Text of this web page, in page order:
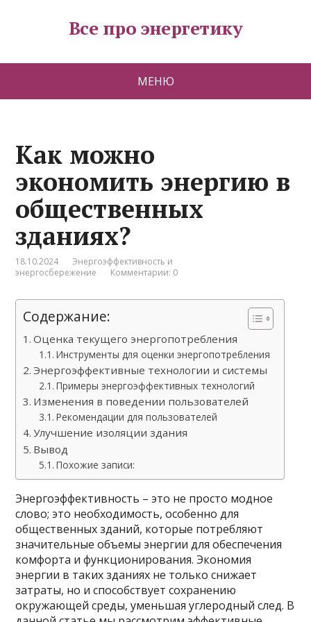
Все про энергетику
МЕНЮ
Как можно
экономить энергию в
общественных
зданиях?
18.10.2024
Энергоэффективность и
энергосбережение
Комментарии: 0
Содержание:
Оценка текущего энергопотребления
Инструменты для оценки энергопотребления
Энергоэффективные технологии и системы
Примеры энергоэффективных технологий
Изменения в поведении пользователей
Рекомендации для пользователей
Улучшение изоляции здания
Вывод
Похожие записи:
Энергоэффективность – это не просто модное
слово; это необходимость, особенно для
общественных зданий, которые потребляют
значительные объемы энергии для обеспечения
комфорта и функционирования. Экономия
энергии в таких зданиях не только снижает
затраты, но и способствует сохранению
окружающей среды, уменьшая углеродный след. В